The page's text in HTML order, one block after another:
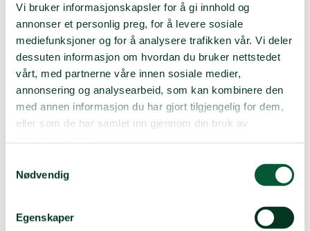
Vi bruker informasjonskapsler for å gi innhold og
annonser et personlig preg, for å levere sosiale
mediefunksjoner og for å analysere trafikken vår. Vi deler
dessuten informasjon om hvordan du bruker nettstedet
vårt, med partnerne våre innen sosiale medier,
annonsering og analysearbeid, som kan kombinere den
med annen informasjon du har gjort tilgjengelig for dem,
eller som de har samlet inn gjennom din bruk av
Nødvendig
Egenskaper
GI DIN STØTTE NÅ – BLI MED PÅ SPLEISEN